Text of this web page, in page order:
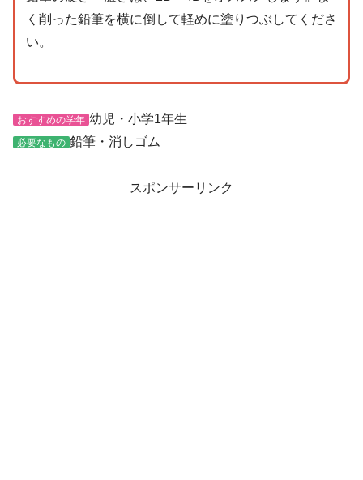
く削った鉛筆を横に倒して軽めに塗りつぶしてくださ
い。
おすすめの学年 幼児・小学1年生
必要なもの 鉛筆・消しゴム
スポンサーリンク